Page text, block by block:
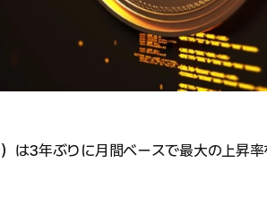
は3年ぶりに月間ベースで最大の上昇率